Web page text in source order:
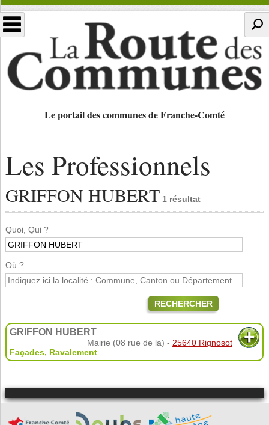
Le portail des communes de Franche-Comté
Les Professionnels
GRIFFON HUBERT 1 résultat
Quoi, Qui ?
Où ?
RECHERCHER
GRIFFON HUBERT
Mairie (08 rue de la) - 25640 Rignosot
Façades, Ravalement